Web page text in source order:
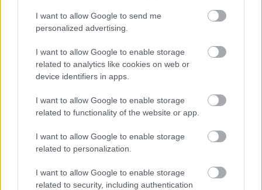
I want to allow Google to send me
personalized advertising.
I want to allow Google to enable storage
related to analytics like cookies on web or
device identifiers in apps.
I want to allow Google to enable storage
related to functionality of the website or app.
I want to allow Google to enable storage
related to personalization.
I want to allow Google to enable storage
related to security, including authentication
Vai darbs no 9.00 līdz 17.00
jūs tracina? Numerologi
izceļ četrus dzimšanas
datumus, kuru
īpašniekiem brīvība ir īpaši
svarīga